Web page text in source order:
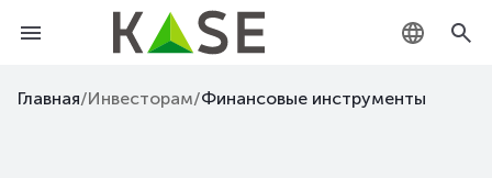
KZ
Главная/Инвесторам/Финансовые инструменты